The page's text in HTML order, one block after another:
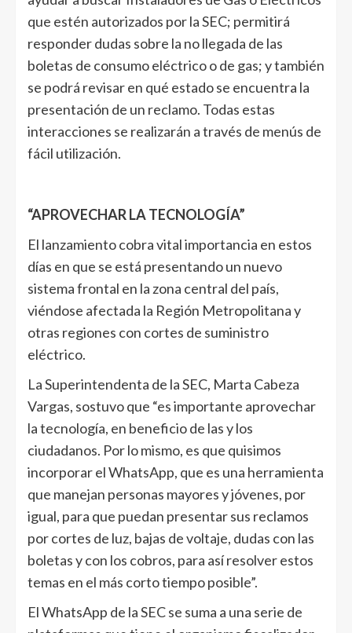
que estén autorizados por la SEC; permitirá
responder dudas sobre la no llegada de las
boletas de consumo eléctrico o de gas; y también
se podrá revisar en qué estado se encuentra la
presentación de un reclamo. Todas estas
interacciones se realizarán a través de menús de
fácil utilización.
“APROVECHAR LA TECNOLOGÍA”
El lanzamiento cobra vital importancia en estos
días en que se está presentando un nuevo
sistema frontal en la zona central del país,
viéndose afectada la Región Metropolitana y
otras regiones con cortes de suministro
eléctrico.
La Superintendenta de la SEC, Marta Cabeza
Vargas, sostuvo que “es importante aprovechar
la tecnología, en beneficio de las y los
ciudadanos. Por lo mismo, es que quisimos
incorporar el WhatsApp, que es una herramienta
que manejan personas mayores y jóvenes, por
igual, para que puedan presentar sus reclamos
por cortes de luz, bajas de voltaje, dudas con las
boletas y con los cobros, para así resolver estos
temas en el más corto tiempo posible”.
El WhatsApp de la SEC se suma a una serie de